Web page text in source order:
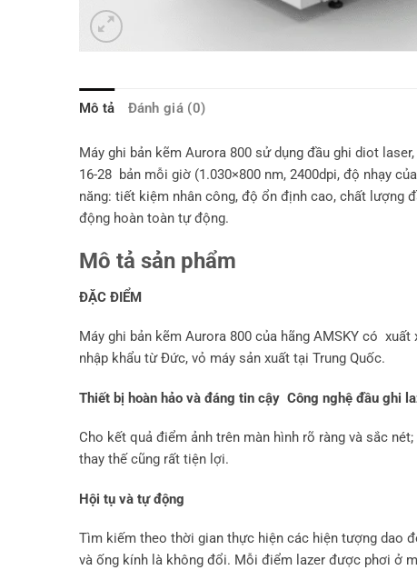
Mô tả Đánh giá (0)
Máy ghi bản kẽm Aurora 800 sử dụng đầu ghi diot
16-28 bản mỗi giờ (1.030×800 nm, 2400dpi, độ nhạy
năng: tiết kiệm nhân công, độ ổn định cao, chất lượng
động hoàn toàn tự động.
Mô tả sản phẩm
ĐẶC ĐIỂM
Máy ghi bản kẽm Aurora 800 của hãng AMSKY có
nhập khẩu từ Đức, vỏ máy sản xuất tại Trung Quốc.
Thiết bị hoàn hảo và đáng tin cậy Công nghệ đầu ghi
Cho kết quả điểm ảnh trên màn hình rõ ràng và sắc
thay thế cũng rất tiện lợi.
Hội tụ và tự động
Tìm kiếm theo thời gian thực hiện các hiện tượng dao
và ống kính là không đổi. Mỗi điểm lazer được phơi ở